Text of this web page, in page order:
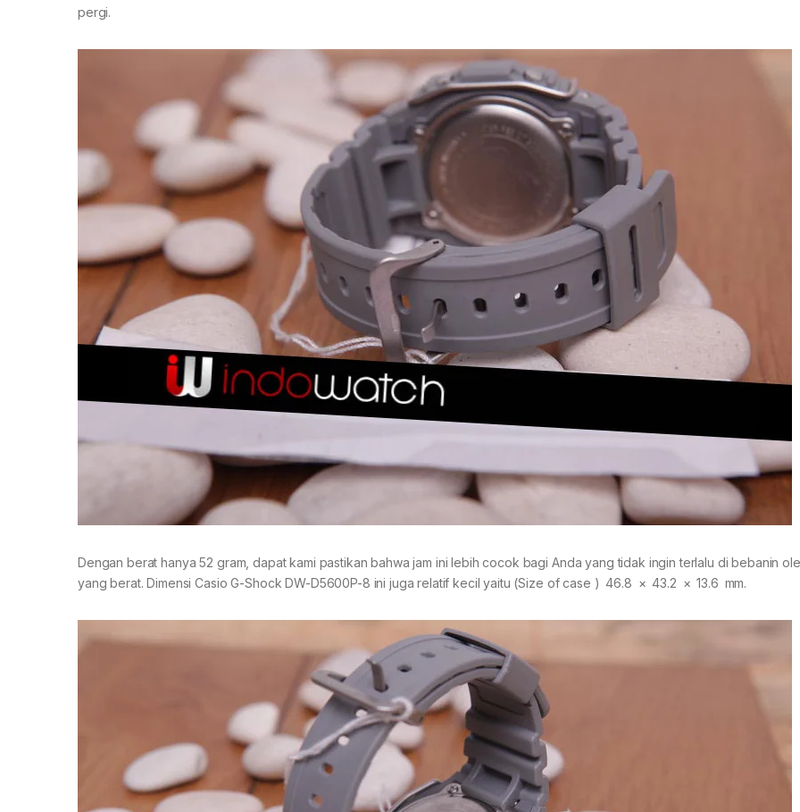
pergi.
Dengan berat hanya 52 gram, dapat kami pastikan bahwa jam ini lebih cocok bagi Anda yang tidak ingin terlalu di bebanin
yang berat. Dimensi Casio G-Shock DW-D5600P-8 ini juga relatif kecil yaitu (Size of case ) 46.8 × 43.2 × 13.6 mm.